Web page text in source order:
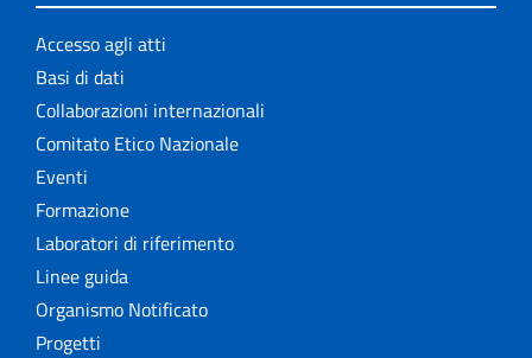
Accesso agli atti
Basi di dati
Collaborazioni internazionali
Comitato Etico Nazionale
Eventi
Formazione
Laboratori di riferimento
Linee guida
Organismo Notificato
Progetti